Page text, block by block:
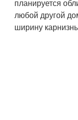
планируется
любой другой
ширину